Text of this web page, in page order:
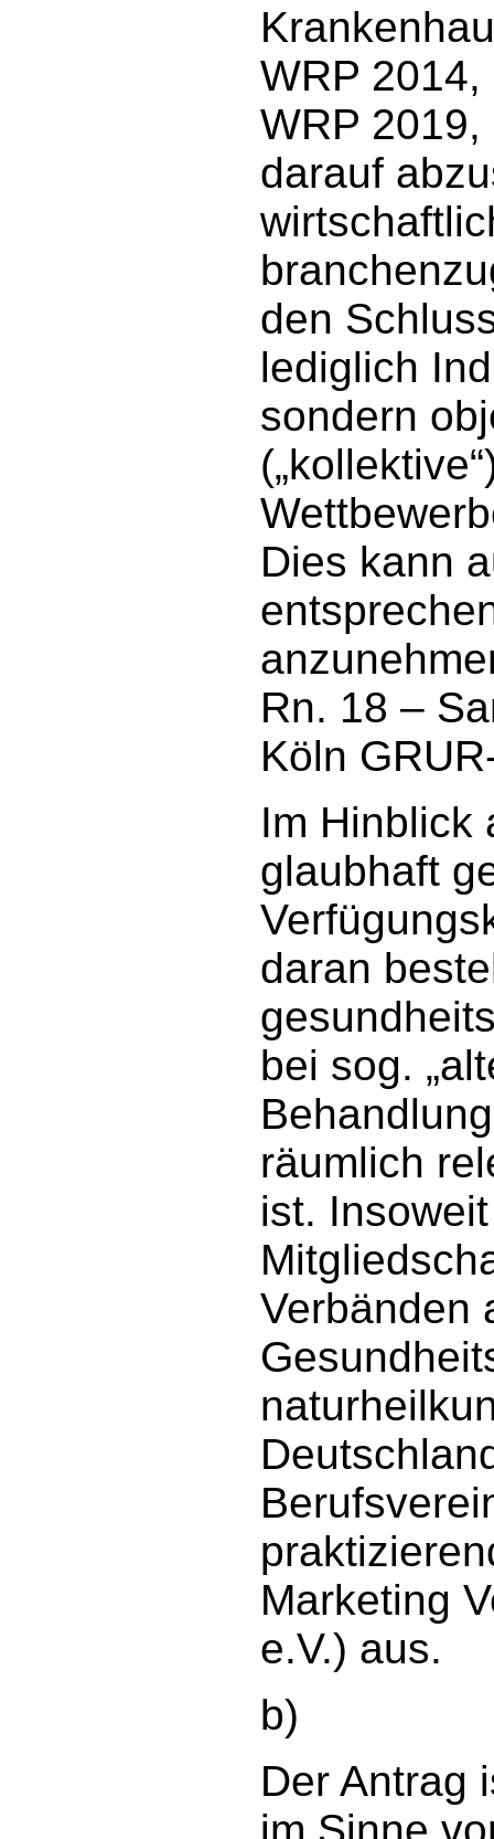
WRP
WRP
darauf
den
lediglich
sondern
Dies kann
Rn. 18 –
Köln
Im Hinblick
glaubhaft
daran
bei sog.
räumlich
ist.
Verbänden
Marketing
e.V.) aus.
b)
Der Antrag